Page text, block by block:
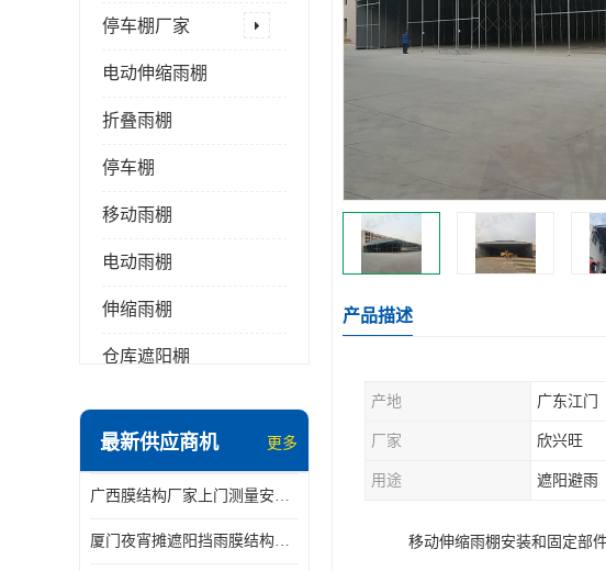
停车棚厂家
电动伸缩雨棚
折叠雨棚
停车棚
移动雨棚
电动雨棚
伸缩雨棚
仓库遮阳棚
电动推拉雨棚
膜结构停景观棚
最新供应商机 更多
广西膜结构厂家上门测量安装发货，厂家发货没有差价
厦门夜宵摊遮阳挡雨膜结构雨棚设计 上门测量 款式多
产品描述
产地 广东江门
厂家 欣兴旺
用途 遮阳避雨
移动伸缩雨棚安装和固定部